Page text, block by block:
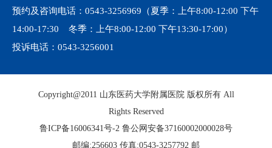
预约及咨询电话： 0543-3256969 （夏季：上午8:00-12:00 下午
14:00-17:30 冬季：上午8:00-12:00 下午13:30-17:00）
投诉电话： 0543-3256001
Copyright@2011 山东医药大学附属医院 版权所有 All
Rights Reserved
鲁ICP备16006341号-2 鲁公网安备37160002000028号
邮编:256603 传真:0543-3257792 邮